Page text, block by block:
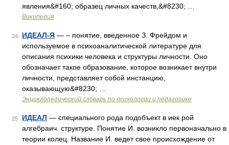
явления&#160; образец личных качеств,&#8230; …
Википедия
24 ИДЕАЛ-Я — – понятие, введенное З. Фрейдом и
используемое в психоаналитической литературе для
описания психики человека и структуры личности. Оно
обозначает такое образование, которое возникает внутри
личности, представляет собой инстанцию,
оказывающую&#8230; …
Энциклопедический словарь по психологии и педагогике
25 ИДЕАЛ — специального рода подобъект в иек рой
алгебраич. структуре. Понятие И. возникло первоначально в
теории колец. Название И. ведет свое происхождение от